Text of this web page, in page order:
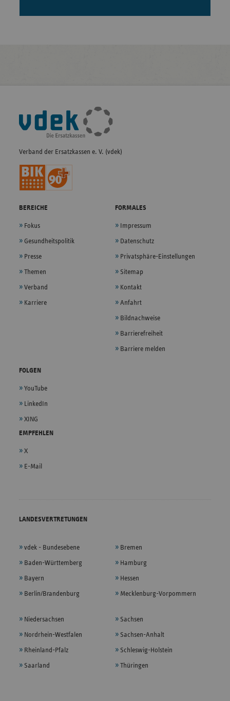
Fußleisten-
Navigation
Verband der Ersatzkassen e. V. (vdek)
BEREICHE
Fokus
Gesundheitspolitik
Presse
Themen
Verband
Karriere
FORMALES
Impressum
Datenschutz
Privatsphäre-Einstellungen
Sitemap
Kontakt
Anfahrt
Bildnachweise
Barrierefreiheit
Barriere melden
FOLGEN
YouTube
LinkedIn
XING
EMPFEHLEN
X
E-Mail
LANDESVERTRETUNGEN
vdek - Bundesebene
Baden-Württemberg
Bayern
Berlin/Brandenburg
Bremen
Hamburg
Hessen
Mecklenburg-Vorpommern
Niedersachsen
Nordrhein-Westfalen
Rheinland-Pfalz
Saarland
Sachsen
Sachsen-Anhalt
Schleswig-Holstein
Thüringen